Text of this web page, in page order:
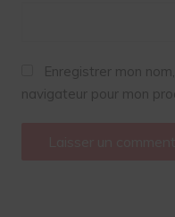
Enregistrer mon
navigateur pour mon